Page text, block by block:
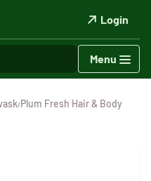
Login
Menu
/Plum Fresh Hair & Body